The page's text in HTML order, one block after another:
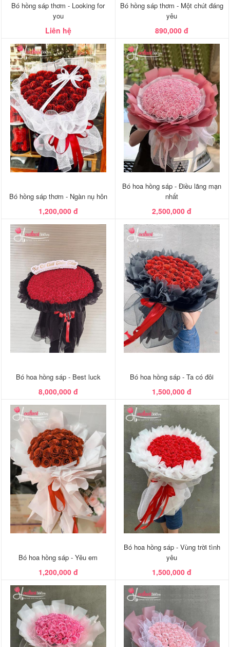
Bó hồng sáp thơm - Looking for
you
Liên hệ
Bó hồng sáp thơm - Một chút đáng
yêu
890,000 đ
Bó hồng sáp thơm - Ngàn nụ hôn
1,200,000 đ
Bó hoa hồng sáp - Điều lãng mạn
nhất
2,500,000 đ
Bó hoa hồng sáp - Best luck
8,000,000 đ
Bó hoa hồng sáp - Ta có đôi
1,500,000 đ
Bó hoa hồng sáp - Yêu em
1,200,000 đ
Bó hoa hồng sáp - Vùng trời tình
yêu
1,500,000 đ